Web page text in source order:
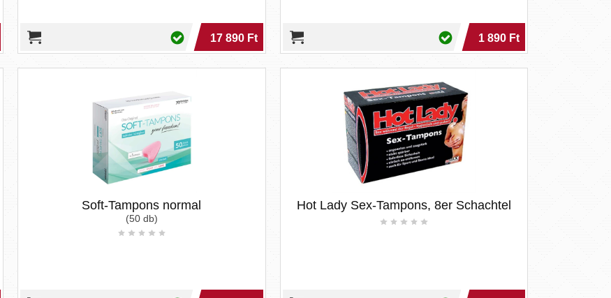
17 890 Ft 1 890 Ft
Soft-Tampons normal
(50 db)
Hot Lady Sex-Tampons, 8er Schachtel